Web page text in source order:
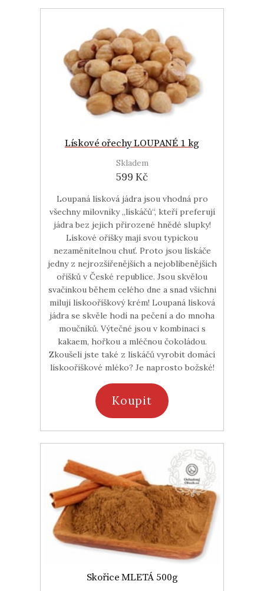
Lískové ořechy LOUPANÉ 1 kg
Skladem
599 Kč
Loupaná lísková jádra jsou vhodná pro
všechny milovníky „lískáčů“, kteří preferují
jádra bez jejich přirozené hnědé slupky!
Lískové oříšky mají svou typickou
nezaměnitelnou chuť. Proto jsou lískáče
jedny z nejrozšířenějších a nejoblíbenějších
oříšků v České republice. Jsou skvělou
svačinkou během celého dne a snad všichni
milují lískooříškový krém! Loupaná lísková
jádra se skvěle hodí na pečení a do mnoha
moučníků. Výtečné jsou v kombinaci s
kakaem, hořkou a mléčnou čokoládou.
Zkoušeli jste také z lískáčů vyrobit domácí
lískooříškové mléko? Je naprosto božské!
Koupit
Skořice MLETÁ 500g